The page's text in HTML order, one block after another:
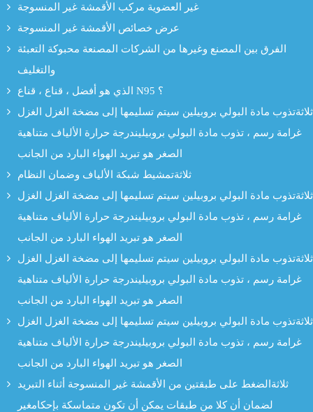
غير العضوية مركب الأقمشة غير المنسوجة
عرض خصائص الأقمشة غير المنسوجة
الفرق بين المصنع وغيرها من الشركات المصنعة محبوكة التعبئة
والتغليف
الذي هو أفضل ، قناع ، قناع N95 ؟
ثلاثةتذوب مادة البولي بروبيلين سيتم تسليمها إلى مضخة الغزل الغزل
غرامة رسم ، تذوب مادة البولي بروبيليندرجة حرارة الألياف متناهية
الصغر هو تبريد الهواء البارد من الجانب
ثلاثةتمشيط شبكة الألياف وضمان النظام
ثلاثةتذوب مادة البولي بروبيلين سيتم تسليمها إلى مضخة الغزل الغزل
غرامة رسم ، تذوب مادة البولي بروبيليندرجة حرارة الألياف متناهية
الصغر هو تبريد الهواء البارد من الجانب
ثلاثةتذوب مادة البولي بروبيلين سيتم تسليمها إلى مضخة الغزل الغزل
غرامة رسم ، تذوب مادة البولي بروبيليندرجة حرارة الألياف متناهية
الصغر هو تبريد الهواء البارد من الجانب
ثلاثةتذوب مادة البولي بروبيلين سيتم تسليمها إلى مضخة الغزل الغزل
غرامة رسم ، تذوب مادة البولي بروبيليندرجة حرارة الألياف متناهية
الصغر هو تبريد الهواء البارد من الجانب
ثلاثةالضغط على طبقتين من الأقمشة غير المنسوجة أثناء التبريد
لضمان أن كلا من طبقات يمكن أن تكون متماسكة بإحكامغير